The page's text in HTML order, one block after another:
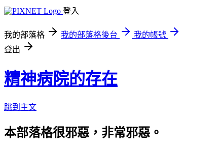
登入
我的部落格 我的部落格後台
我的帳號
登出
精神病院的存在
跳到主文
本部落格很邪惡，非常邪惡。